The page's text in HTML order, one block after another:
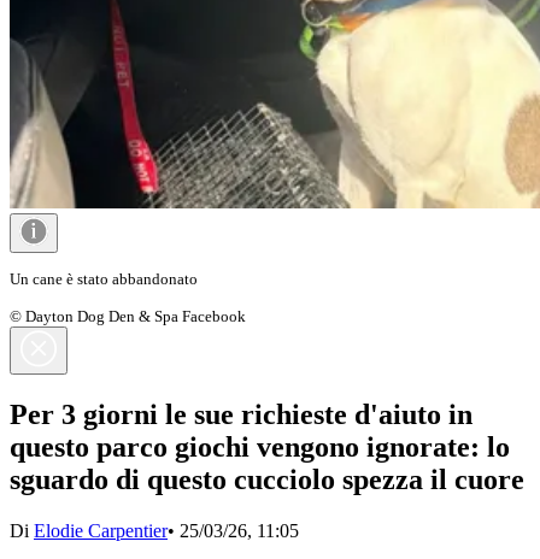
Un cane è stato abbandonato
© Dayton Dog Den & Spa Facebook
Per 3 giorni le sue richieste d'aiuto in
questo parco giochi vengono ignorate: lo
sguardo di questo cucciolo spezza il cuore
Di Elodie Carpentier• 25/03/26, 11:05